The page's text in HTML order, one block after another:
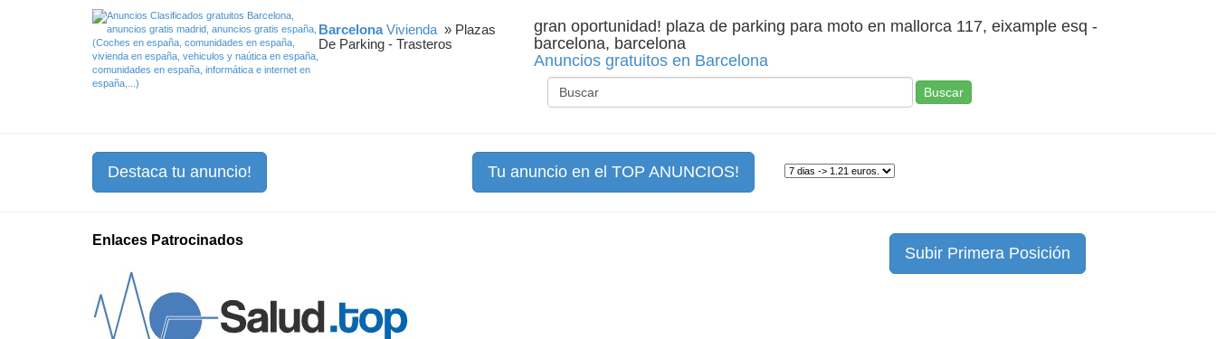
Barcelona Vivienda » Plazas
De Parking - Trasteros
gran oportunidad! plaza de parking para moto en mallorca 117, eixample esq -
barcelona, barcelona
Anuncios gratuitos en Barcelona
Buscar
Destaca tu anuncio! Tu anuncio en el TOP ANUNCIOS!
Enlaces Patrocinados
Subir Primera Posición